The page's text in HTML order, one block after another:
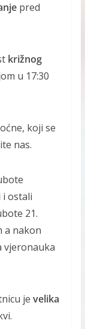
pred
križnog
u 17:30
koji se
nas.
i ostali
21.
a nakon
vjeronauka
je velika